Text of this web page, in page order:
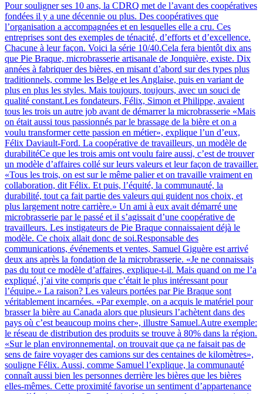
Pour souligner ses 10 ans, la CDRQ met de l’avant des coopératives
fondées il y a une décennie ou plus. Des coopératives que
l’organisation a accompagnées et en lesquelles elle a cru. Ces
entreprises sont des exemples de ténacité, d’efforts et d’excellence.
Chacune à leur façon. Voici la série 10/40.Cela fera bientôt dix ans
que Pie Braque, microbrasserie artisanale de Jonquière, existe. Dix
années à fabriquer des bières, en misant d’abord sur des types plus
traditionnels, comme les Belge et les Anglaise, puis en variant de
plus en plus les styles. Mais toujours, toujours, avec un souci de
qualité constant.Les fondateurs, Félix, Simon et Philippe, avaient
tous les trois un autre job avant de démarrer la microbrasserie «Mais
on était aussi tous passionnés par le brassage de la bière et on a
voulu transformer cette passion en métier», explique l’un d’eux,
Félix Daviault-Ford. La coopérative de travailleurs, un modèle de
durabilitéCe que les trois amis ont voulu faire aussi, c’est de trouver
un modèle d’affaires collé sur leurs valeurs et leur façon de travailler.
«Tous les trois, on est sur le même palier et on travaille vraiment en
collaboration, dit Félix. Et puis, l’équité, la communauté, la
durabilité, tout ça fait partie des valeurs qui guident nos choix, et
plus largement notre carrière.» Un ami à eux avait démarré une
microbrasserie par le passé et il s’agissait d’une coopérative de
travailleurs. Les instigateurs de Pie Braque connaissaient déjà le
modèle. Ce choix allait donc de soi.Responsable des
communications, événements et ventes, Samuel Giguère est arrivé
deux ans après la fondation de la microbrasserie. «Je ne connaissais
pas du tout ce modèle d’affaires, explique-t-il. Mais quand on me l’a
expliqué, j’ai vite compris que c’était le plus intéressant pour
l’équipe.» La raison? Les valeurs portées par Pie Braque sont
véritablement incarnées. «Par exemple, on a acquis le matériel pour
brasser la bière au Canada alors que plusieurs l’achètent dans des
pays où c’est beaucoup moins cher», illustre Samuel.Autre exemple:
le réseau de distribution des produits se trouve à 80% dans la région.
«Sur le plan environnemental, on trouvait que ça ne faisait pas de
sens de faire voyager des camions sur des centaines de kilomètres»,
souligne Félix. Aussi, comme Samuel l’explique, la communauté
connaît aussi bien les personnes derrière les bières que les bières
elles-mêmes. Cette proximité favorise un sentiment d’appartenance